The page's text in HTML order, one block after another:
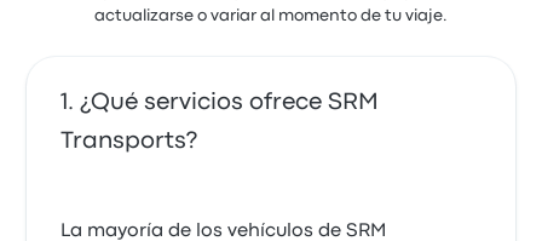
actualizarse o variar al momento de tu viaje.
¿Qué servicios ofrece SRM
Transports?
La mayoría de los vehículos de SRM